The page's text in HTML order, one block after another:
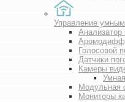
Управление
Анализатор
Голосовой
Датчики
Камеры
Модульная
Мониторы